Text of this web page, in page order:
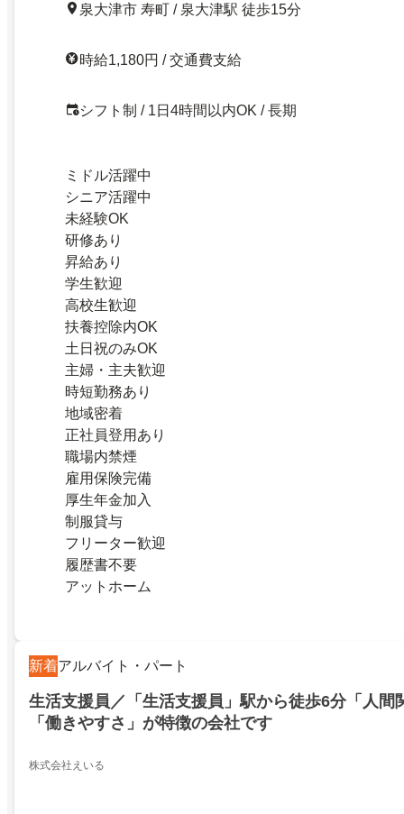
泉大津市 寿町 / 泉大津駅 徒歩15分
時給1,180円 / 交通費支給
シフト制 / 1日4時間以内OK / 長期
ミドル活躍中
シニア活躍中
未経験OK
研修あり
昇給あり
学生歓迎
高校生歓迎
扶養控除内OK
土日祝のみOK
主婦・主夫歓迎
時短勤務あり
地域密着
正社員登用あり
職場内禁煙
雇用保険完備
厚生年金加入
制服貸与
フリーター歓迎
履歴書不要
アットホーム
新着アルバイト・パート
生活支援員／「生活支援員」駅から徒歩6分「人間
「働きやすさ」が特徴の会社です
株式会社えいる